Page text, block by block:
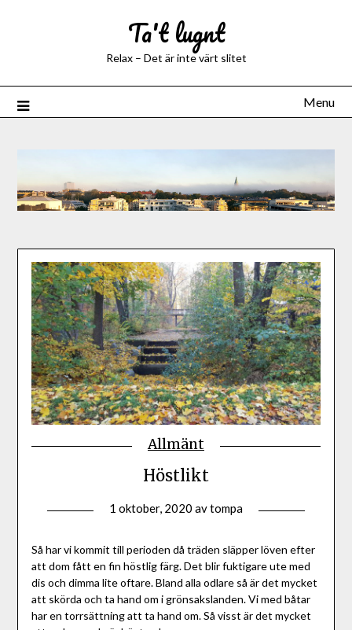
Ta't lugnt
Relax – Det är inte värt slitet
Menu
Allmänt
Höstlikt
1 oktober, 2020 avtompa
Så har vi kommit till perioden då träden släpper löven efter
att dom fått en fin höstlig färg. Det blir fuktigare ute med
dis och dimma lite oftare. Bland alla odlare så är det mycket
att skörda och ta hand om i grönsakslanden. Vi med båtar
har en torrsättning att ta hand om. Så visst är det mycket